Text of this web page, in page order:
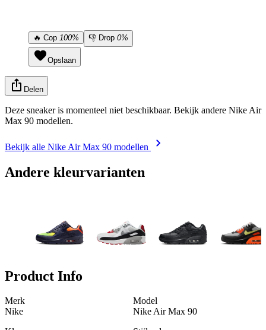
🔥 Cop 100% 👎 Drop 0%
Opslaan
Delen
Deze sneaker is momenteel niet beschikbaar. Bekijk andere Nike Air
Max 90 modellen.
Bekijk alle Nike Air Max 90 modellen
Andere kleurvarianten
Product Info
Merk
Nike
Model
Nike Air Max 90